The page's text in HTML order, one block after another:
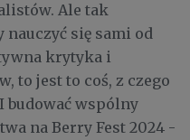
Ale tak
nauczyć się sami od
krytyka i
to jest to coś, z czego
budować wspólny
na Berry Fest 2024 -